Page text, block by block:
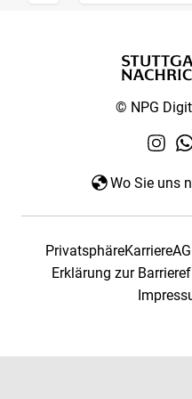
© NPG
Wo Sie uns
PrivatsphäreKarriere
Erklärung zur